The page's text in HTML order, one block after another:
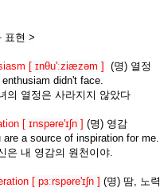
표현 >
[ ɪnθu'ːziæzəm ] (명) 열정
didn't face.
열정은 사라지지 않았다
[ ɪnspəre'ɪʃn ] (명) 영감
a source of inspiration for me.
내 영감의 원천이야.
[ pɜːrspəre'ɪʃn ] (명) 땀, 노력